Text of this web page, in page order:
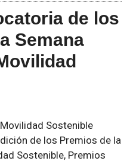
de los
Semana
Sostenible
de los Premios de la
Sostenible, Premios